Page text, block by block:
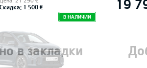
в закладки
Скидка: 1 500 €
В НАЛИЧИИ
19